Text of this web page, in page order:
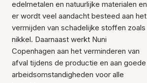
edelmetalen en natuurlijke materialen en
er wordt veel aandacht besteed aan het
vermijden van schadelijke stoffen zoals
nikkel. Daarnaast werkt Nuni
Copenhagen aan het verminderen van
afval tijdens de productie en aan goede
arbeidsomstandigheden voor alle